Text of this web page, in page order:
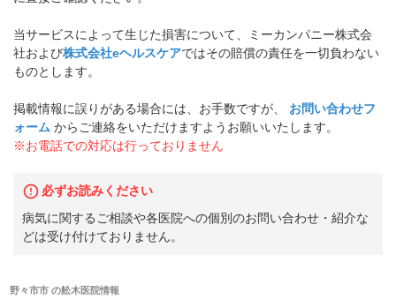
当サービスによって生じた損害について、ミーカンパニー株式会
社および株式会社eヘルスケアではその賠償の責任を一切負わない
ものとします。
掲載情報に誤りがある場合には、お手数ですが、
お問い合わせフ
ォーム からご連絡をいただけますようお願いいたします。
※お電話での対応は行っておりません
必ずお読みください
病気に関するご相談や各医院への個別のお問い合わせ・紹介な
どは受け付けておりません。
野々市市の舩木医院情報